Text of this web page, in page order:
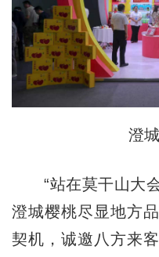
澄
“站在莫干山大会
澄城樱桃尽显地方
契机，诚邀八方来